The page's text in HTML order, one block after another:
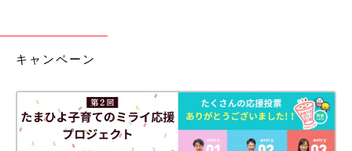
キャンペーン